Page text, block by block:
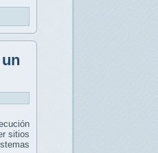
sitios